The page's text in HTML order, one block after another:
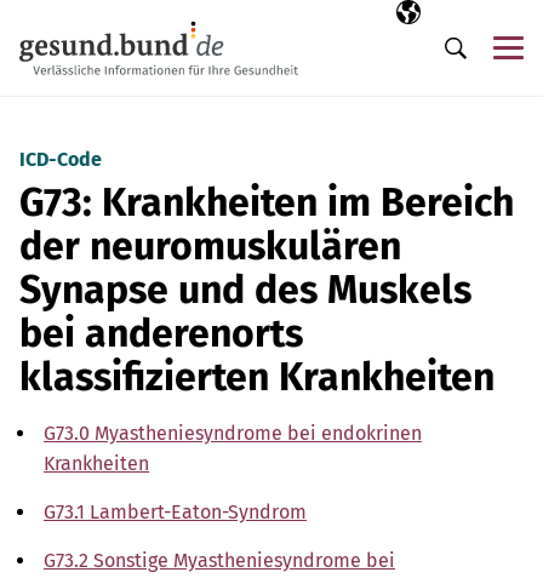
Ausgewählte
DE
Suche
ICD-Code
G73: Krankheiten im Bereich
der neuromuskulären
Synapse und des Muskels
bei anderenorts
klassifizierten Krankheiten
G73.0 Myastheniesyndrome bei endokrinen
Krankheiten
G73.1 Lambert-Eaton-Syndrom
G73.2 Sonstige Myastheniesyndrome bei